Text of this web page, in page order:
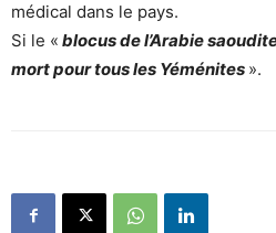
médical dans le pays.
Si le « blocus de l’Arabie
mort pour tous les Yéménites ».